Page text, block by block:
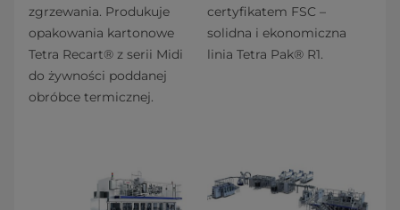
zgrzewania. Produkuje
opakowania kartonowe
Tetra Recart® z serii Midi
do żywności poddanej
obróbce termicznej.
certyfikatem FSC –
solidna i ekonomiczna
linia Tetra Pak® R1.